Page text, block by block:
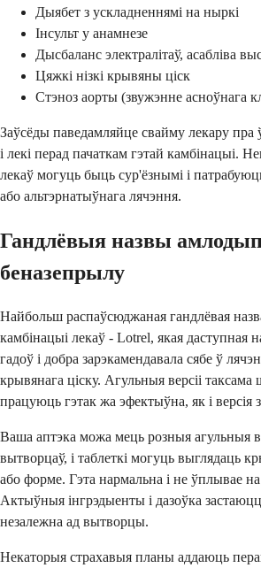
Дыябет з ускладненнямі на ныркі
Інсульт у анамнезе
Дысбаланс электралітаў, асабліва
Цяжкі нізкі крывяны ціск
Стэноз аорты (звужэнне асноўнага
Заўсёды паведамляйце свайму лекару пра
і лекі перад пачаткам гэтай камбінацыі.
лекаў могуць быць сур'ёзнымі і
або альтэрнатыўнага лячэння.
Гандлёвыя назвы
беназепрылу
Найбольш распаўсюджаная гандлёвая
камбінацыі лекаў - Lotrel, якая даступная
гадоў і добра зарэкамендавала сябе ў
крывянага ціску. Агульныя версіі
працуюць гэтак жа эфектыўна, як і версія
Ваша аптэка можа мець розныя агульныя
вытворцаў, і таблеткі могуць выглядаць
або форме. Гэта нармальна і не ўплывае
Актыўныя інгрэдыенты і дазоўка
незалежна ад вытворцы.
Некаторыя страхавыя планы аддаюць